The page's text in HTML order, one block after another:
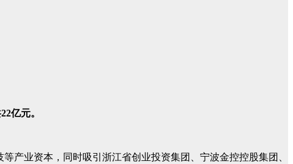
亿元。
产业资本，同时吸引浙江省创业投资集团、宁波金控控股集团、